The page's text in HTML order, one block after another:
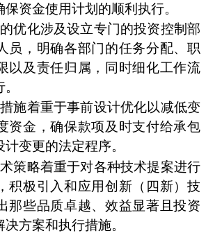
资金使用计划的顺利执行。
优化涉及设立专门的投资控制部
员，明确各部门的任务分配、职
以及责任归属，同时细化工作流
施着重于事前设计优化以减低变
资金，确保款项及时支付给承包
变更的法定程序。
策略着重于对各种技术提案进行
积极引入和应用创新（四新）技
那些品质卓越、效益显著且投资
方案和执行措施。